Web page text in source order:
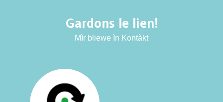
Gardons le lien!
Mìr bliewe ìn Kontàkt